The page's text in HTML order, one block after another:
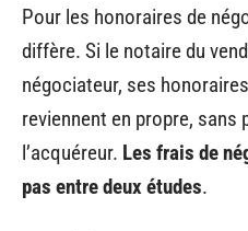
Pour les honoraires de
diffère. Si le notaire du
négociateur, ses
reviennent en propre, sans
l’acquéreur. Les frais de
pas entre deux études.